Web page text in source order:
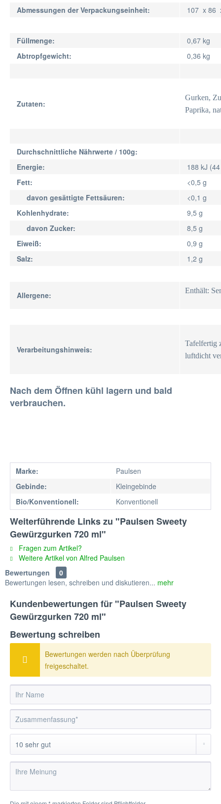
Abmessungen der Verpackungseinheit:
107 x 86
Füllmenge:
0,67 kg
Abtropfgewicht:
0,36 kg
Zutaten:
Gurken,
Paprika,
Durchschnittliche Nährwerte / 100g:
Energie:
188 kJ
Fett:
<0,5 g
davon gesättigte Fettsäuren:
<0,1 g
Kohlenhydrate:
9,5 g
davon Zucker:
8,5 g
Eiweiß:
0,9 g
Salz:
1,2 g
Allergene: Enthält:
Verarbeitungshinweis:
Tafelfertig
luftdicht
Nach dem Öffnen kühl lagern und bald
verbrauchen.
Marke:
Paulsen
Gebinde:
Kleingebinde
Bio/Konventionell:
Konventionell
Weiterführende Links zu "Paulsen Sweety
Gewürzgurken 720 ml"
Fragen zum Artikel?
Weitere Artikel von Alfred Paulsen
Bewertungen
0
Bewertungen lesen, schreiben und diskutieren... mehr
Kundenbewertungen für "Paulsen Sweety
Gewürzgurken 720 ml"
Bewertung schreiben
Bewertungen werden nach Überprüfung
freigeschaltet.